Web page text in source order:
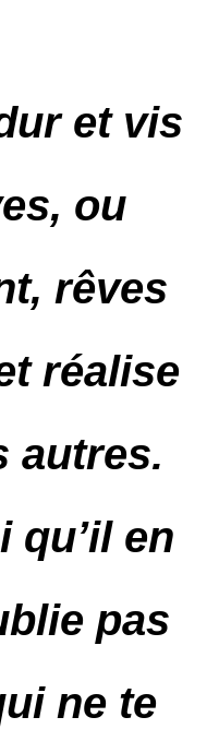
et vis
ou
rêves
réalise
autres.
qu’il en
pas
ne te